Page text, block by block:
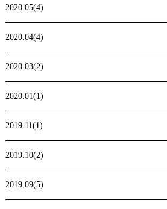
2020.05(4)
2020.04(4)
2020.03(2)
2020.01(1)
2019.11(1)
2019.10(2)
2019.09(5)